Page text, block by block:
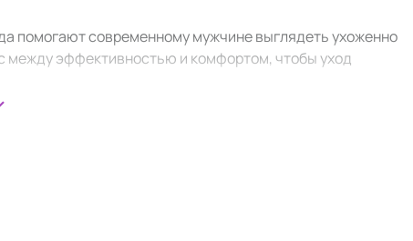
помогают современному мужчине выглядеть ухоженно
между эффективностью и комфортом, чтобы уход